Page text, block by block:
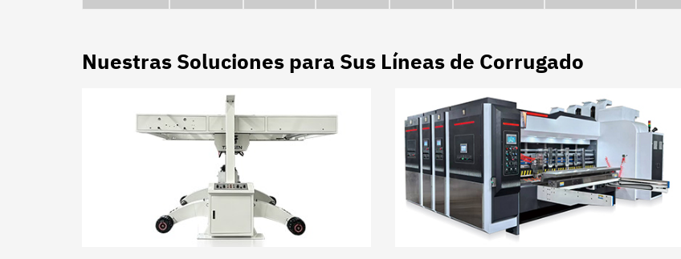
Nuestras Soluciones para Sus Líneas de Corrugado